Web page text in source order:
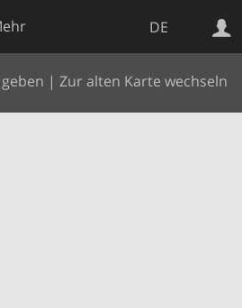
DE
| Zur alten Karte wechseln
Websuche